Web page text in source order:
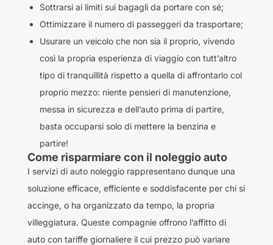
Sottrarsi ai limiti sui bagagli da portare con sé;
Ottimizzare il numero di passeggeri da trasportare;
Usurare un veicolo che non sia il proprio, vivendo
così la propria esperienza di viaggio con tutt’altro
tipo di tranquillità rispetto a quella di affrontarlo col
proprio mezzo: niente pensieri di manutenzione,
messa in sicurezza e dell’auto prima di partire,
basta occuparsi solo di mettere la benzina e
partire!
Come risparmiare con il noleggio auto
I servizi di auto noleggio rappresentano dunque una
soluzione efficace, efficiente e soddisfacente per chi si
accinge, o ha organizzato da tempo, la propria
villeggiatura. Queste compagnie offrono l’affitto di
auto con tariffe giornaliere il cui prezzo può variare